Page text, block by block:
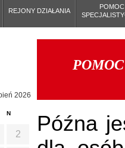
REJONY DZIAŁANIA
POMOC
Późna
2026
N
2